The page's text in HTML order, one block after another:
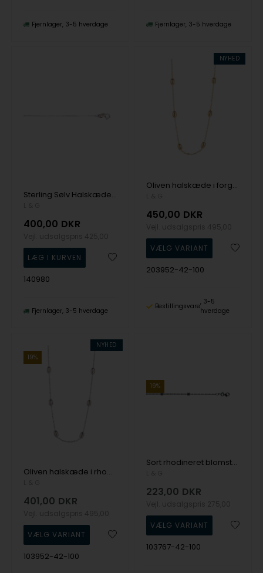
Fjernlager 3-5 hverdage Fjernlager 3-5 hverdage
Sterling Sølv Halskæde venezia fra Lotte & Gitte
400,00 DKR
140980
Fjernlager 3-5 hverdage
NYHED
Oliven halskæde i forgyldt sølv - L&G
450,00 DKR
203952-42-100
Bestillingsvare
3-5
hverdage
NYHED
19%
Oliven halskæde i rhodineret sølv - L&G
401,00 DKR
103952-42-100
19%
Sort rhodineret blomster kuglekæde - L&G
223,00 DKR
103767-42-100